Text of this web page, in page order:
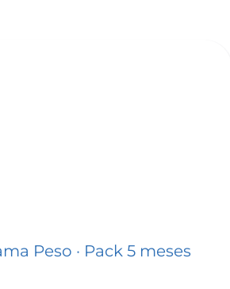
Peso · Pack 5 meses